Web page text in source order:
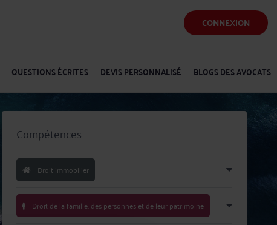
CONNEXION
QUESTIONS ÉCRITES DEVIS PERSONNALISÉ BLOGS DES AVOCATS
Compétences
Droit immobilier
Droit de la famille, des personnes et de leur patrimoine